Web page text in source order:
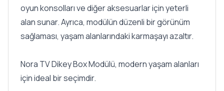
oyun konsolları ve diğer aksesuarlar için yeterli
alan sunar. Ayrıca, modülün düzenli bir görünüm
sağlaması, yaşam alanlarındaki karmaşayı azaltır.
Nora TV Dikey Box Modülü, modern yaşam alanları
için ideal bir seçimdir.